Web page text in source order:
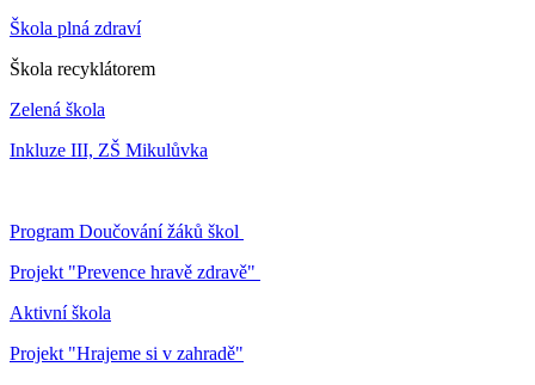
Škola plná zdraví
Škola recyklátorem
Zelená škola
Inkluze III, ZŠ Mikulůvka
Program Doučování žáků škol
Projekt "Prevence hravě zdravě"
Aktivní škola
Projekt "Hrajeme si v zahradě"